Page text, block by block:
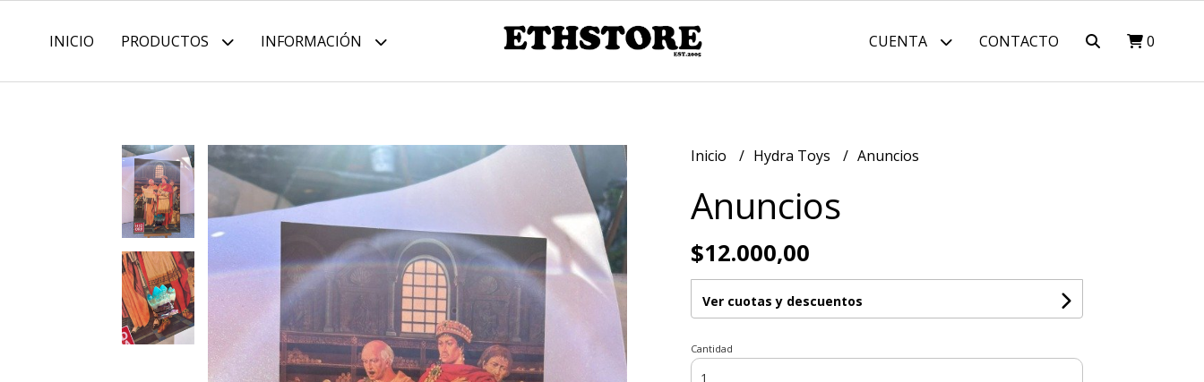
INICIO PRODUCTOS INFORMACIÓN CUENTA CONTACTO 0
Inicio Hydra Toys Anuncios
Anuncios
$12.000,00
Ver cuotas y descuentos
Cantidad